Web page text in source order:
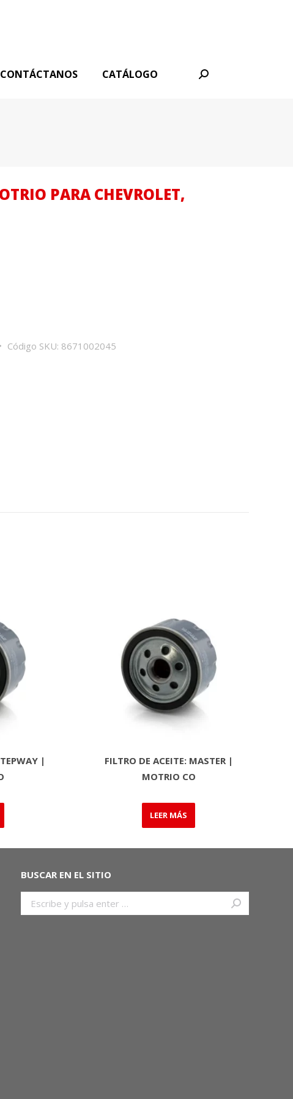
CONTÁCTANOS CATÁLOGO Buscar:
PARA CHEVROLET,
Código SKU: 8671002045
|
FILTRO DE ACEITE: MASTER |
MOTRIO CO
LEER MÁS
BUSCAR EN EL SITIO